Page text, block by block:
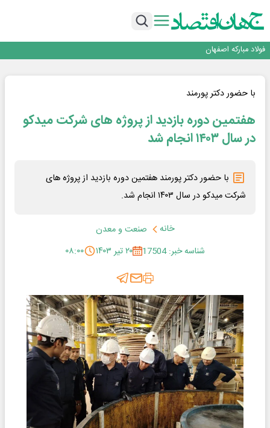
تداوم صعود مس در بازارهای جهانی؛ قیمت فلز سرخ از ۱۴هزار دلار در هر تن عبور کرد
فولاد مبارکه اصفهان
تجدیدپذیر با حضور استاندار اصفهان
گفتگو با کاوه معلمی، مدیر حسابداری مدیریت فولادسنگان
تداوم صعود مس در بازارهای جهانی؛ قیمت فلز سرخ از ۱۴هزار دلار در هر تن عبور کرد
با حضور دکتر پورمند
هفتمین دوره بازدید از پروژه های شرکت میدکو
در سال ۱۴۰۳ انجام شد
با حضور دکتر پورمند هفتمین دوره بازدید از پروژه های
شرکت میدکو در سال ۱۴۰۳ انجام شد.
خانه
صنعت و معدن
شناسه خبر: 17504
۲۰ تیر ۱۴۰۳ ۰۸:۰۰